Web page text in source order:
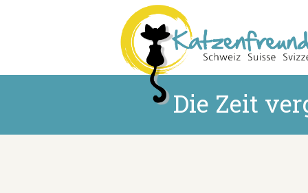
Die Zeit